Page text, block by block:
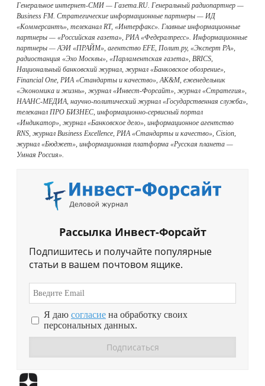
Генеральное интернет-СМИ — Газета.RU. Генеральный радиопартнер —
Business FM. Стратегические информационные партнеры — ИД
«Коммерсантъ», телеканал RT, «Интерфакс». Главные информационные
партнеры — «Российская газета», РИА «Федералпресс». Информационные
партнеры — АЭИ «ПРАЙМ», агентство EFE, Полит.ру, «Эксперт РА»,
радиостанция «Эхо Москвы», «Парламентская газета», BRICS,
Национальный банковский журнал, журнал «Банковское обозрение»,
Financial One, РИА «Стандарты и качество», AK&M, еженедельник
«Экономика и жизнь», журнал «Инвест-Форсайт», журнал «Стратегия»,
НААНС-МЕДИА, научно-политический журнал «Государственная служба»,
телеканал ПРО БИЗНЕС, информационно-сервисный портал
«Индикатор», журнал «Банковское дело», информационное агентство
RNS, журнал Business Excellence, РИА «Стандарты и качество», Cision,
журнал «Бюджет», информационная платформа «Русская планета —
Умная Россия».
Рассылка Инвест-Форсайт
Подпишитесь и получайте популярные
статьи в вашем почтовом ящике.
Я даю согласие на обработку своих
персональных данных.